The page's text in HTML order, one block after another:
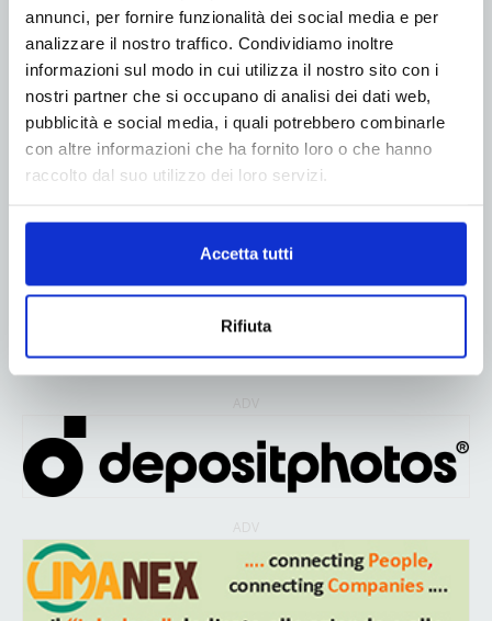
annunci, per fornire funzionalità dei social media e per
analizzare il nostro traffico. Condividiamo inoltre
informazioni sul modo in cui utilizza il nostro sito con i
nostri partner che si occupano di analisi dei dati web,
pubblicità e social media, i quali potrebbero combinarle
con altre informazioni che ha fornito loro o che hanno
raccolto dal suo utilizzo dei loro servizi.
Accetta tutti
Rifiuta
ADV
ADV